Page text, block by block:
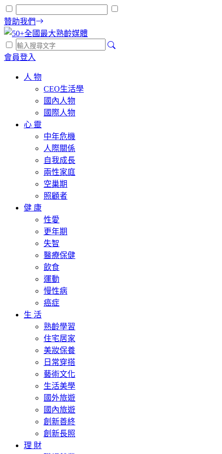
贊助我們
會員登入
人 物
CEO生活學
國內人物
國際人物
心 靈
中年危機
人際關係
自我成長
兩性家庭
空巢期
照顧者
健 康
性愛
更年期
失智
醫療保健
飲食
運動
慢性病
癌症
生 活
熟齡學習
住宅居家
美妝保養
日常穿搭
藝術文化
生活美學
國外旅遊
國內旅遊
創新善終
創新長照
理 財